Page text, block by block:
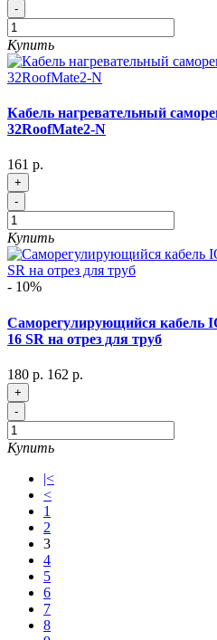
-
Купить
Кабель нагревательный
32RoofMate2-N
161 р.
+
-
Купить
- 10%
Саморегулирующийся кабель
16 SR на отрез для труб
180 р. 162 р.
+
-
Купить
|<
<
1
2
3
4
5
6
7
8